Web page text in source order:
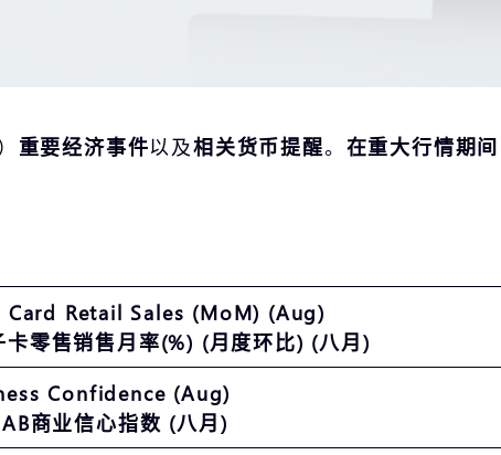
重要经济事件以及相关货币提醒。 在重大行情期间
Card Retail Sales (MoM) (Aug)
卡零售销售月率(%) (月度环比) (八月)
Confidence (Aug)
商业信心指数 (八月)